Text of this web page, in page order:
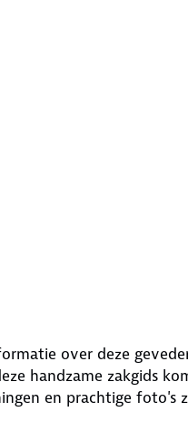
over deze
handzame zakgids
en prachtige foto's